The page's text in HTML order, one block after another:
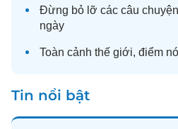
Đừng bỏ lỡ các câu chuyện
ngày
Toàn cảnh thế giới, điểm
Tin nổi bật